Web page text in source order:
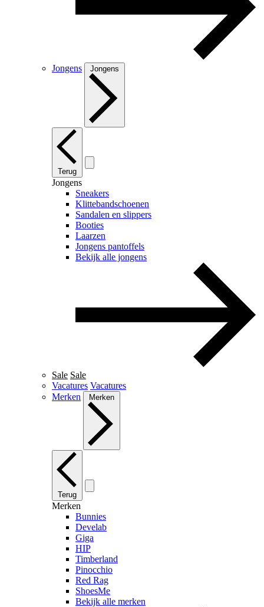
Jongens Jongens
Terug
Jongens
Sneakers
Klittebandschoenen
Sandalen en slippers
Booties
Laarzen
Jongens pantoffels
Bekijk alle jongens
Sale Sale
Vacatures Vacatures
Merken
Merken
Terug
Merken
Bunnies
Develab
Giga
HIP
Timberland
Pinocchio
Red Rag
ShoesMe
Bekijk alle merken